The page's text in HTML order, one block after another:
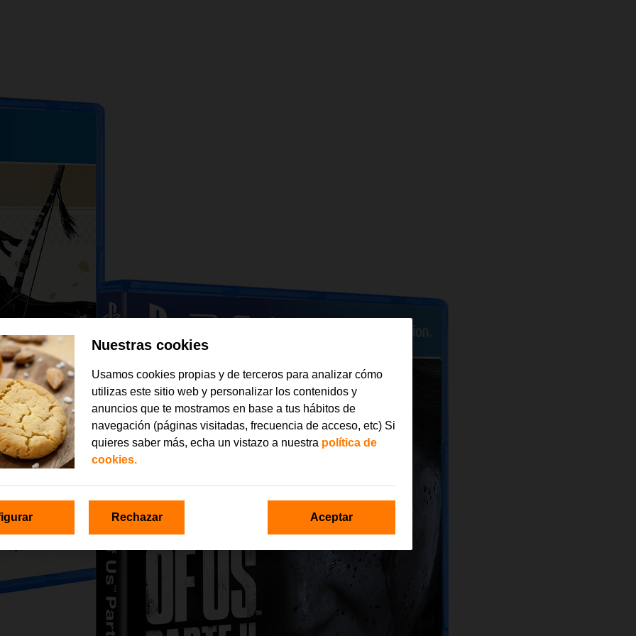
Nuestras cookies
Usamos cookies propias y de terceros para analizar cómo
utilizas este sitio web y personalizar los contenidos y
anuncios que te mostramos en base a tus hábitos de
navegación (páginas visitadas, frecuencia de acceso, etc) Si
quieres saber más, echa un vistazo a nuestra política de
cookies.
Rechazar Aceptar